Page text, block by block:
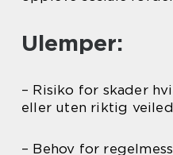
Ulemper:
– Risiko for skader
eller uten riktig
– Behov for